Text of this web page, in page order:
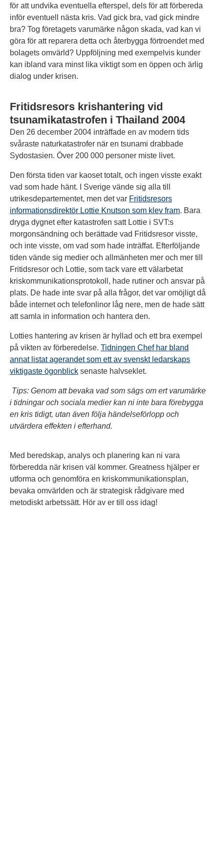
för att undvika eventuella efterspel, dels för att förbereda
inför eventuell nästa kris. Vad gick bra, vad gick mindre
bra? Tog företagets varumärke någon skada, vad kan vi
göra för att reparera detta och återbygga förtroendet med
bolagets omvärld? Uppföljning med exempelvis kunder
kan ibland vara minst lika viktigt som en öppen och ärlig
dialog under krisen.
Fritidsresors krishantering vid
tsunamikatastrofen i Thailand 2004
Den 26 december 2004 inträffade en av modern tids
svåraste naturkatastrofer när en tsunami drabbade
Sydostasien. Över 200 000 personer miste livet.
Den första tiden var kaoset totalt, och ingen visste exakt
vad som hade hänt. I Sverige vände sig alla till
utrikesdepartementet, men det var Fritidsresors
informationsdirektör Lottie Knutson som klev fram. Bara
dryga dygnet efter katastrofen satt Lottie i SVT:s
morgonsändning och berättade vad Fritidsresor visste,
och inte visste, om vad som hade inträffat. Efterföljande
tiden vände sig medier och allmänheten mer och mer till
Fritidsresor och Lottie, som tack vare ett välarbetat
kriskommunikationsprotokoll, hade rutiner och ansvar på
plats. De hade inte svar på alla frågor, det var omöjligt då
både internet och telefonlinor låg nere, men de hade sätt
att samla in information och hantera den.
Lotties hantering av krisen är hyllad och ett bra exempel
på vikten av förberedelse. Tidningen Chef har bland
annat listat agerandet som ett av svenskt ledarskaps
viktigaste ögonblick senaste halvseklet.
Tips: Genom att bevaka vad som sägs om ert varumärke
i tidningar och sociala medier kan ni inte bara förebygga
en kris tidigt, utan även följa händelseförlopp och
utvärdera effekten i efterhand.
Med beredskap, analys och planering kan ni vara
förberedda när krisen väl kommer. Greatness hjälper er
utforma och genomföra en kriskommunikationsplan,
bevaka omvärlden och är strategisk rådgivare med
metodiskt arbetssätt. Hör av er till oss idag!